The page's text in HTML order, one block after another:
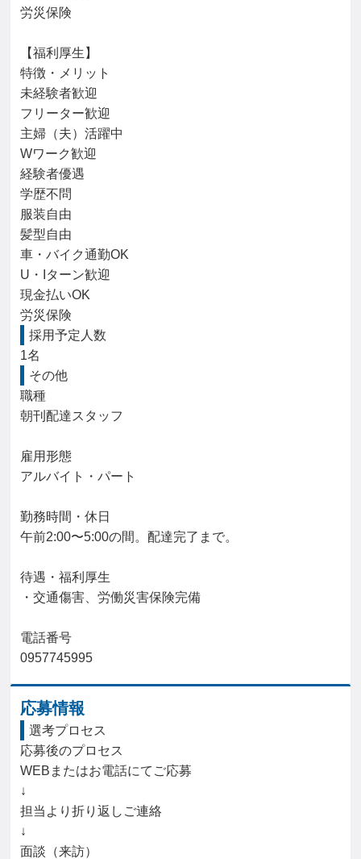
労災保険
【福利厚生】
特徴・メリット
未経験者歓迎
フリーター歓迎
主婦（夫）活躍中
Wワーク歓迎
経験者優遇
学歴不問
服装自由
髪型自由
車・バイク通勤OK
U・Iターン歓迎
現金払いOK
労災保険
採用予定人数
1名
その他
職種
朝刊配達スタッフ
雇用形態
アルバイト・パート
勤務時間・休日
午前2:00〜5:00の間。配達完了まで。
待遇・福利厚生
・交通傷害、労働災害保険完備
電話番号
0957745995
応募情報
選考プロセス
応募後のプロセス
WEBまたはお電話にてご応募
↓
担当より折り返しご連絡
↓
面談（来訪）